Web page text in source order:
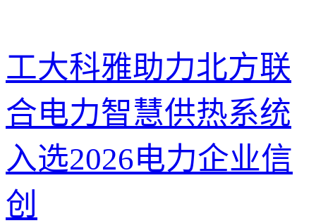
工大科雅助力北方联
合电力智慧供热系统
入选2026电力企业信
创